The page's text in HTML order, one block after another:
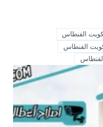
الفنطاس
الفنطاس